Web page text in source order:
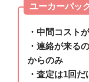
ユーカーパッ
・中間コスト
・連絡が来る
からのみ
・査定は1回